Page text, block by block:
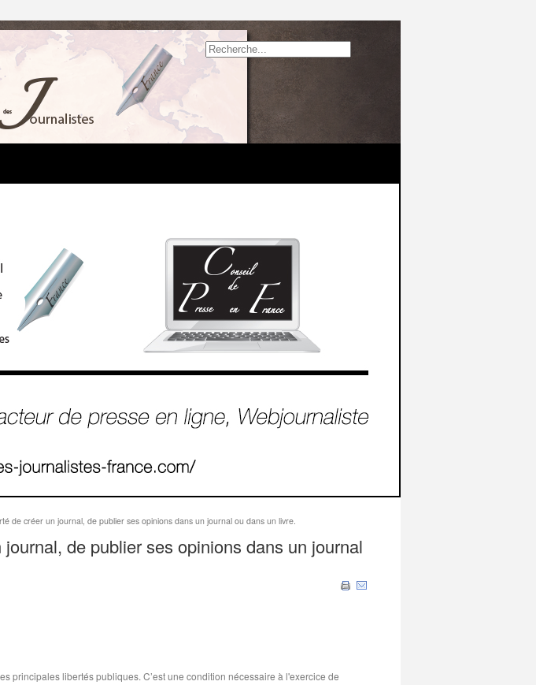
de créer un journal, de publier ses opinions dans un journal ou dans un livre.
de publier ses opinions dans un journal
principales libertés publiques. C’est une condition nécessaire à l'exercice de